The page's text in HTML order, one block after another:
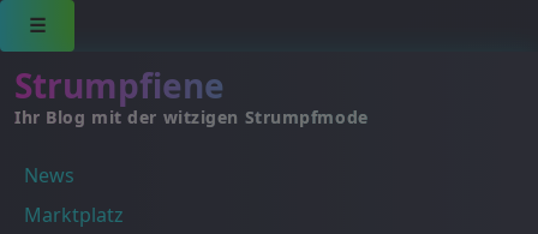
☰
Strumpfiene
Ihr Blog mit der witzigen Strumpfmode
News
Marktplatz
weiblich